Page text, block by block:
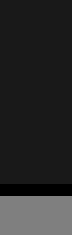
ventana)
ventana)